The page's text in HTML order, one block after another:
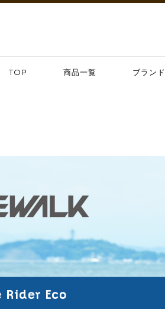
TOP 商品一覧 ブランド